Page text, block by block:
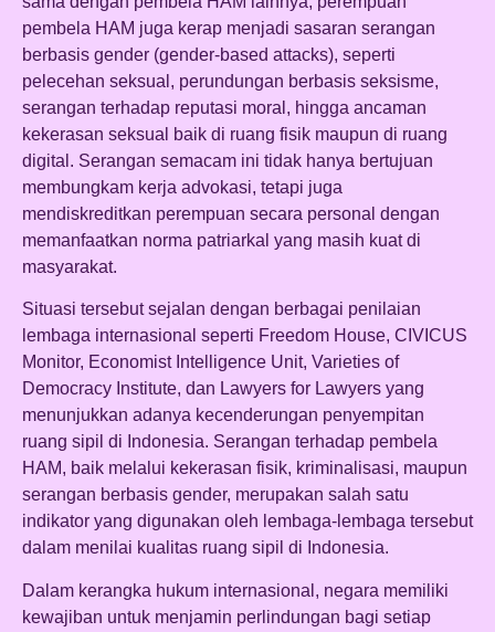
pembela HAM juga kerap menjadi sasaran serangan
berbasis gender (gender-based attacks), seperti
pelecehan seksual, perundungan berbasis seksisme,
serangan terhadap reputasi moral, hingga ancaman
kekerasan seksual baik di ruang fisik maupun di ruang
digital. Serangan semacam ini tidak hanya bertujuan
membungkam kerja advokasi, tetapi juga
mendiskreditkan perempuan secara personal dengan
memanfaatkan norma patriarkal yang masih kuat di
masyarakat.
Situasi tersebut sejalan dengan berbagai penilaian
lembaga internasional seperti Freedom House, CIVICUS
Monitor, Economist Intelligence Unit, Varieties of
Democracy Institute, dan Lawyers for Lawyers yang
menunjukkan adanya kecenderungan penyempitan
ruang sipil di Indonesia. Serangan terhadap pembela
HAM, baik melalui kekerasan fisik, kriminalisasi, maupun
serangan berbasis gender, merupakan salah satu
indikator yang digunakan oleh lembaga-lembaga tersebut
dalam menilai kualitas ruang sipil di Indonesia.
Dalam kerangka hukum internasional, negara memiliki
kewajiban untuk menjamin perlindungan bagi setiap